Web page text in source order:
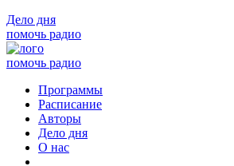
Дело дня
помочь радио
помочь радио
Программы
Расписание
Авторы
Дело дня
О нас